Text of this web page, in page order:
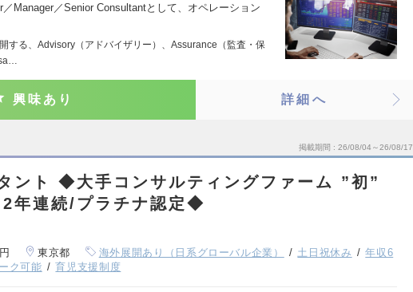
Manager／Senior Consultantとして、オペレーション
する、Advisory（アドバイザリー）、Assurance（監査・保
興味あり 詳細へ
掲載期間 26/08/04～26/08/17
ント ◆大手コンサルティングファーム ”初”
年連続/プラチナ認定◆
東京都 海外展開あり（日系グローバル企業） 土日祝休み
年収6
ク可能 育児支援制度